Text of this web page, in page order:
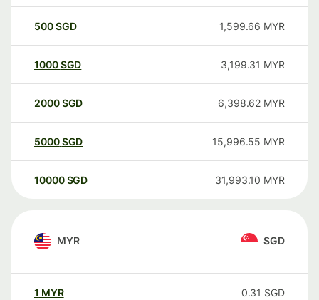
500SGD 1,599.66 MYR
1000SGD 3,199.31 MYR
2000SGD 6,398.62 MYR
5000SGD 15,996.55 MYR
10000 SGD 31,993.10 MYR
MYR SGD
1 MYR 0.31 SGD